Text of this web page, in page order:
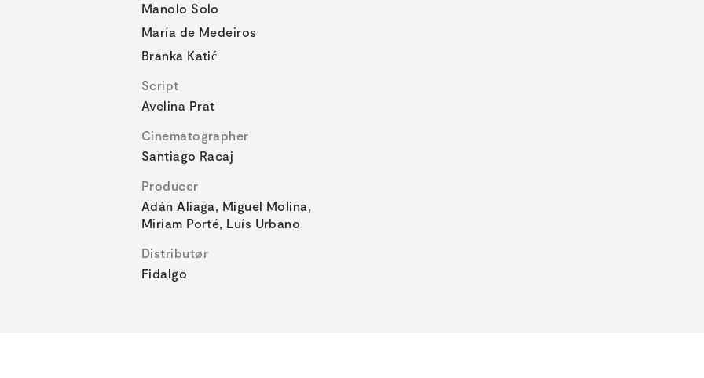
Manolo Solo
María de Medeiros
Branka Katić
Script
Avelina Prat
Cinematographer
Santiago Racaj
Producer
Adán Aliaga, Miguel Molina,
Miriam Porté, Luís Urbano
Distributør
Fidalgo